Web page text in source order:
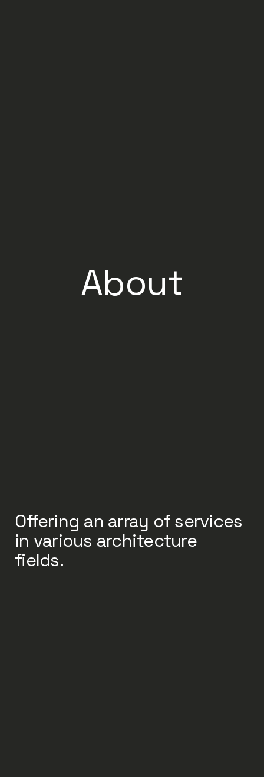
About
Offering an array of services
in various architecture
fields.